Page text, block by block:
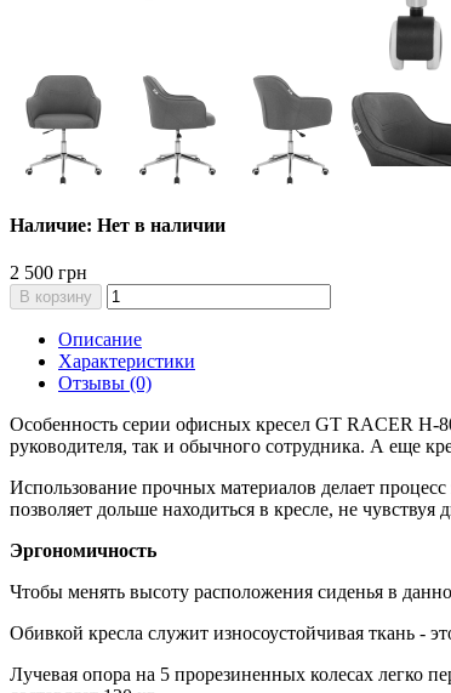
Наличие: Нет в наличии
2 500 грн
В корзину
Описание
Характеристики
Отзывы (0)
Особенность серии офисных кресел GT RACER H-
руководителя, так и обычного сотрудника. А еще
Использование прочных материалов делает
позволяет дольше находиться в кресле, не чувствуя
Эргономичность
Чтобы менять высоту расположения сиденья в
Обивкой кресла служит износоустойчивая ткань -
Лучевая опора на 5 прорезиненных колесах легко